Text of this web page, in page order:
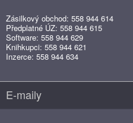
Zásilkový obchod: 558 944 614
Předplatné ÚZ: 558 944 615
Software: 558 944 629
Knihkupci: 558 944 621
Inzerce: 558 944 634
E-maily